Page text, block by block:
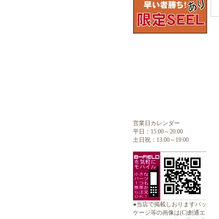
営業日カレンダー
平日：15:00～20:00
土日祝：13:00～19:00
●当店で掲載しおりますパッ
ケージ等の画像は(C)創通エ